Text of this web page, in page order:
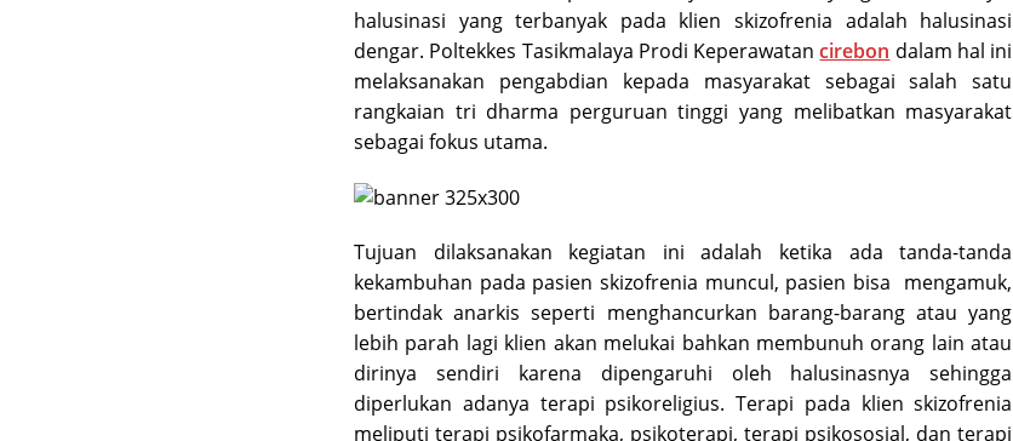
halusinasi yang terbanyak pada klien skizofrenia adalah halusinasi
dengar. Poltekkes Tasikmalaya Prodi Keperawatancirebon dalam hal ini
melaksanakan pengabdian kepada masyarakat sebagai salah satu
rangkaian tri dharma perguruan tinggi yang melibatkan masyarakat
sebagai fokus utama.
Tujuan dilaksanakan kegiatan ini adalah ketika ada tanda-tanda
kekambuhan pada pasien skizofrenia muncul, pasien bisa mengamuk,
bertindak anarkis seperti menghancurkan barang-barang atau yang
lebih parah lagi klien akan melukai bahkan membunuh orang lain atau
dirinya sendiri karena dipengaruhi oleh halusinasnya sehingga
diperlukan adanya terapi psikoreligius. Terapi pada klien skizofrenia
meliputi terapi psikofarmaka, psikoterapi, terapi psikososial, dan terapi